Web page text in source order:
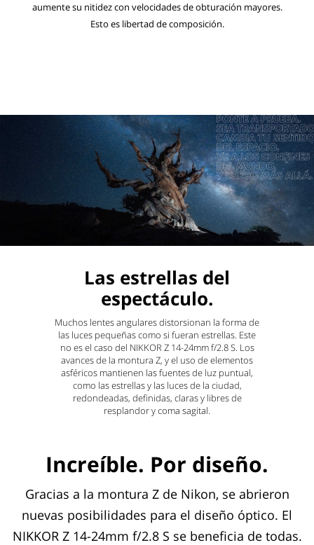
aumente su nitidez con velocidades de obturación mayores.
Esto es libertad de composición.
Las estrellas del
espectáculo.
Muchos lentes angulares distorsionan la forma de
las luces pequeñas como si fueran estrellas. Este
no es el caso del NIKKOR Z 14-24mm f/2.8 S. Los
avances de la montura Z, y el uso de elementos
asféricos mantienen las fuentes de luz puntual,
como las estrellas y las luces de la ciudad,
redondeadas, definidas, claras y libres de
resplandor y coma sagital.
Increíble. Por diseño.
Gracias a la montura Z de Nikon, se abrieron
nuevas posibilidades para el diseño óptico. El
NIKKOR Z 14-24mm f/2.8 S se beneficia de todas.